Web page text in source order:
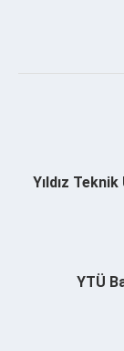
Yıldız
YTÜ